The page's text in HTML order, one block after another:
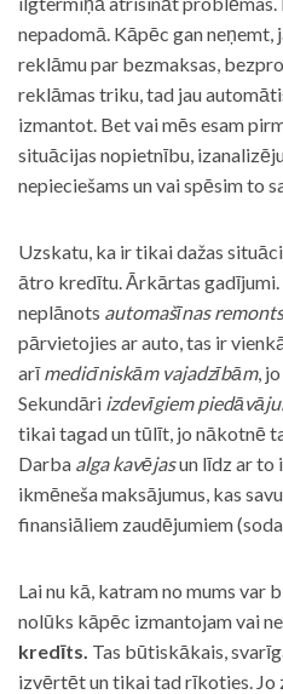
nepadomā. Kāpēc gan
reklāmu par bezmaksas,
reklāmas triku, tad jau
izmantot. Bet vai mēs esam
situācijas nopietnību,
nepieciešams un vai spēsim to
Uzskatu, ka ir tikai dažas
ātro kredītu. Ārkārtas gadījumi.
neplānots automašīnas remonts
pārvietojies ar auto, tas ir
arīmedicīniskām vajadzībām,
Sekundāri izdevīgiem
tikai tagad un tūlīt, jo nākotnē
Darba alga kavējasun līdz ar to
ikmēneša maksājumus, kas
finansiāliem zaudējumiem
Lai nu kā, katram no mums var
nolūks kāpēc izmantojam vai
kredīts. Tas būtiskākais,
izvērtēt un tikai tad rīkoties. Jo